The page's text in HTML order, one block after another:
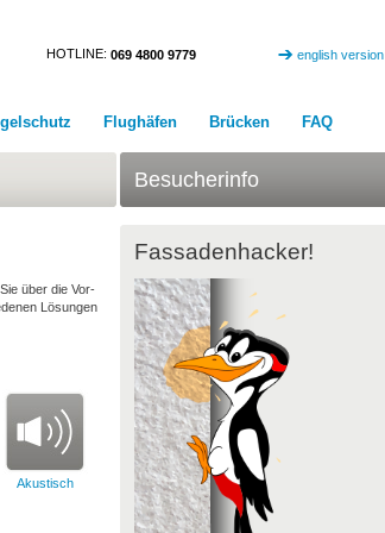
HOTLINE: 069 4800 9779 english version
Flughäfen Brücken FAQ
über die Vor-
Lösungen
Akustisch
Besucherinfo
Fassadenhacker!